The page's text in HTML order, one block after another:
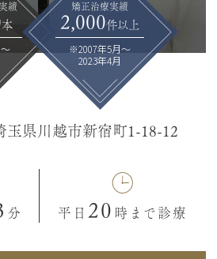
績
本
矯正治療実績
2,000件以上
※2007年5月～
2023年4月
県川越市新宿町1-18-12
分 平日 20 時まで診療